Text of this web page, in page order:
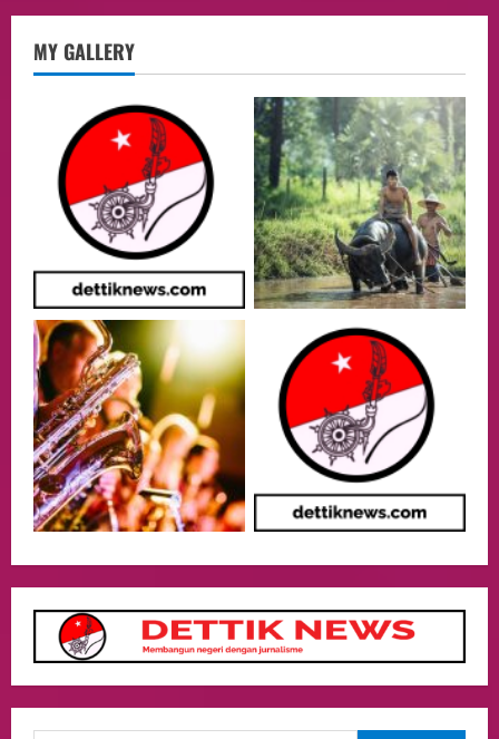
MY GALLERY
lembaga investor, Berorientasi Untuk
Meningkatkan SDM
05/08/2026
3
Health
Aliyuddin: Anak Indonesia di Luar Negeri
Harus Berprestasi, Berkarakter, dan
Menjaga Nama Baik Bangsa
05/08/2026
4
Putusan Diundur Lagi, Pernyataan
Hakim pada Sidang Sebelumnya Jadi
Sorotan
05/08/2026
5
Politik
Presiden Prabowo dan PM Thailand
Sepakat Perkuat Stabilitas ketahan
Kedua Negara.
Culture
Pengadilan Agama Jakarta Pusat
Selesaikan 25 Perkara Isbat Nikah bagi
WNI di Johor Bahru